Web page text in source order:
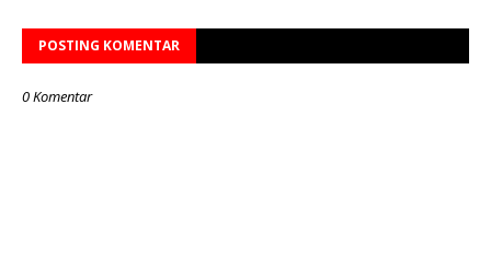
POSTING KOMENTAR
0 Komentar